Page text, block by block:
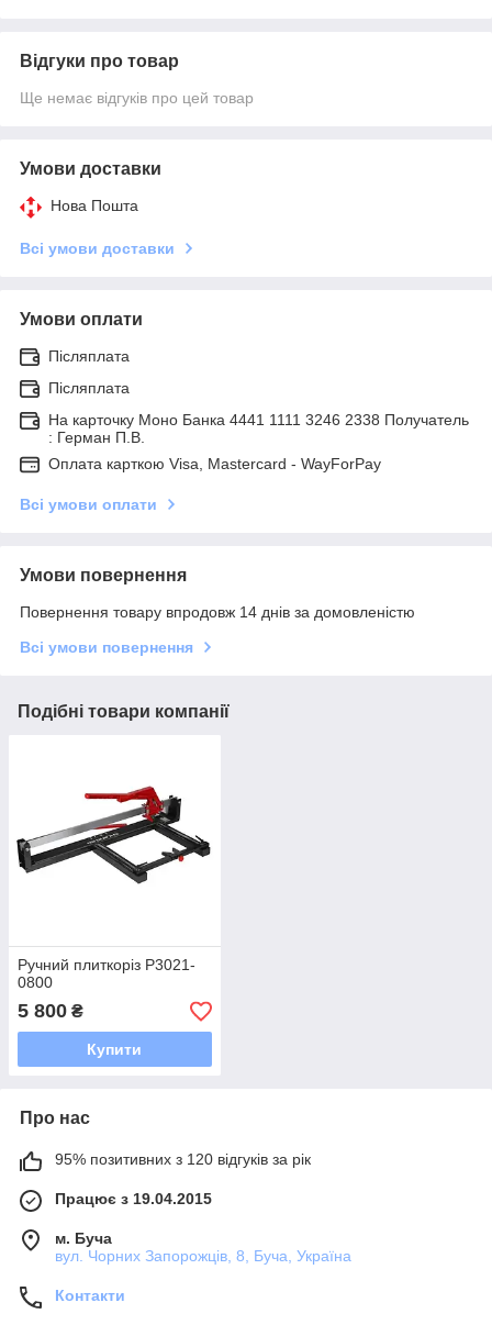
Відгуки про товар
Ще немає відгуків про цей товар
Умови доставки
Нова Пошта
Всі умови доставки
Умови оплати
Післяплата
Післяплата
На карточку Моно Банка 4441 1111 3246 2338 Получатель
: Герман П.В.
Оплата карткою Visa, Mastercard - WayForPay
Всі умови оплати
Умови повернення
Повернення товару впродовж 14 днів за домовленістю
Всі умови повернення
Подібні товари компанії
Ручний плиткоріз P3021-
0800
5 800 ₴
Купити
Про нас
95% позитивних з 120 відгуків за рік
Працює з 19.04.2015
м. Буча
вул. Чорних Запорожців, 8, Буча, Україна
Контакти